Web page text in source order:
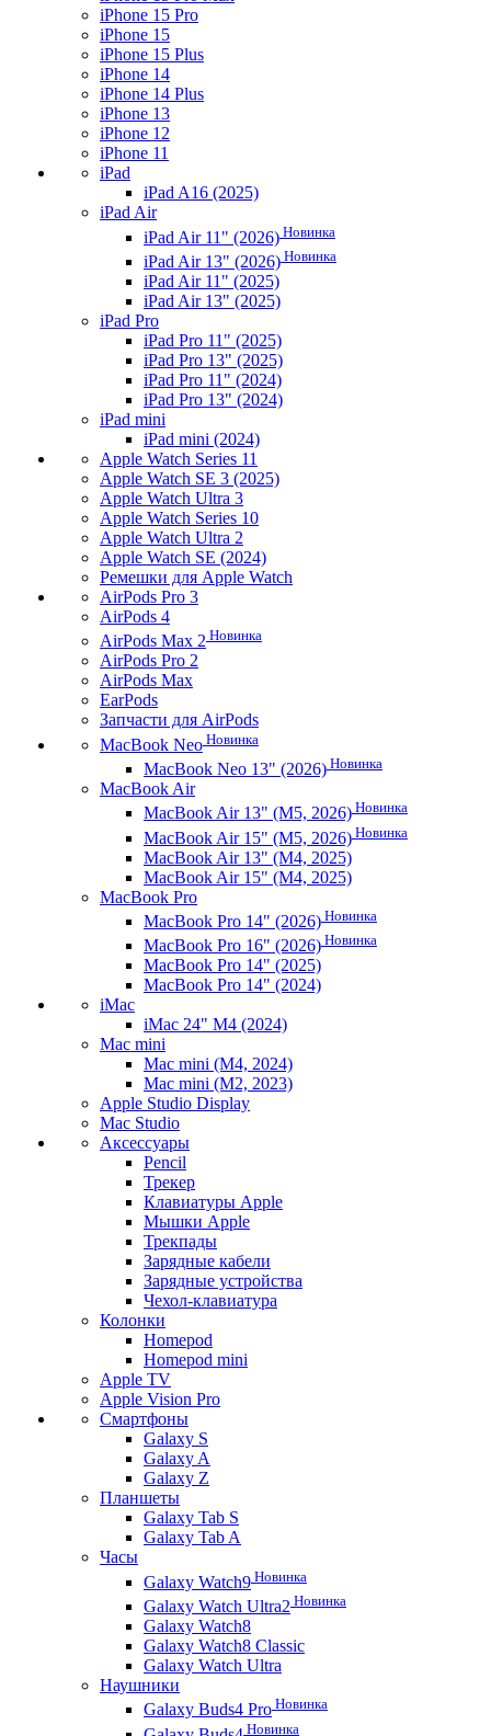
iPhone 15 Pro
iPhone 15
iPhone 15 Plus
iPhone 14
iPhone 14 Plus
iPhone 13
iPhone 12
iPhone 11
iPad
iPad A16 (2025)
iPad Air
iPad Air 11" (2026) Новинка
iPad Air 13" (2026) Новинка
iPad Air 11" (2025)
iPad Air 13" (2025)
iPad Pro
iPad Pro 11" (2025)
iPad Pro 13" (2025)
iPad Pro 11" (2024)
iPad Pro 13" (2024)
iPad mini
iPad mini (2024)
Apple Watch Series 11
Apple Watch SE 3 (2025)
Apple Watch Ultra 3
Apple Watch Series 10
Apple Watch Ultra 2
Apple Watch SE (2024)
Ремешки для Apple Watch
AirPods Pro 3
AirPods 4
AirPods Max 2 Новинка
AirPods Pro 2
AirPods Max
EarPods
Запчасти для AirPods
MacBook Neo Новинка
MacBook Neo 13" (2026) Новинка
MacBook Air
MacBook Air 13" (M5, 2026) Новинка
MacBook Air 15" (M5, 2026) Новинка
MacBook Air 13" (M4, 2025)
MacBook Air 15" (M4, 2025)
MacBook Pro
MacBook Pro 14" (2026) Новинка
MacBook Pro 16" (2026) Новинка
MacBook Pro 14" (2025)
MacBook Pro 14" (2024)
iMac
iMac 24" M4 (2024)
Mac mini
Mac mini (M4, 2024)
Mac mini (M2, 2023)
Apple Studio Display
Mac Studio
Аксессуары
Pencil
Трекер
Клавиатуры Apple
Мышки Apple
Трекпады
Зарядные кабели
Зарядные устройства
Чехол-клавиатура
Колонки
Homepod
Homepod mini
Apple TV
Apple Vision Pro
Смартфоны
Galaxy S
Galaxy A
Galaxy Z
Планшеты
Galaxy Tab S
Galaxy Tab A
Часы
Galaxy Watch9 Новинка
Galaxy Watch Ultra2 Новинка
Galaxy Watch8
Galaxy Watch8 Classic
Galaxy Watch Ultra
Наушники
Galaxy Buds4 Pro Новинка
Новинка